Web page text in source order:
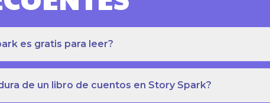
es gratis para leer?
de un libro de cuentos en Story Spark?